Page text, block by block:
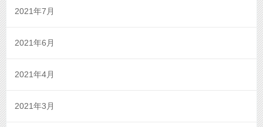
2021年7月
2021年6月
2021年4月
2021年3月